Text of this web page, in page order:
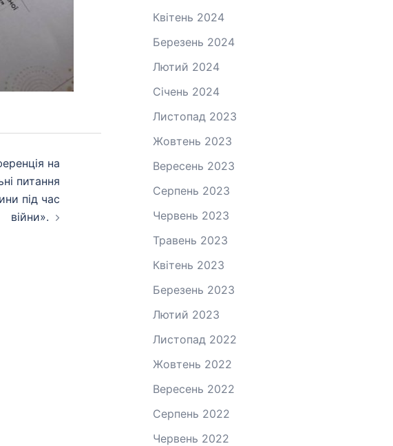
на
питання
під час
війни».
Квітень 2024
Березень 2024
Лютий 2024
Січень 2024
Листопад 2023
Жовтень 2023
Вересень 2023
Серпень 2023
Червень 2023
Травень 2023
Квітень 2023
Березень 2023
Лютий 2023
Листопад 2022
Жовтень 2022
Вересень 2022
Серпень 2022
Червень 2022